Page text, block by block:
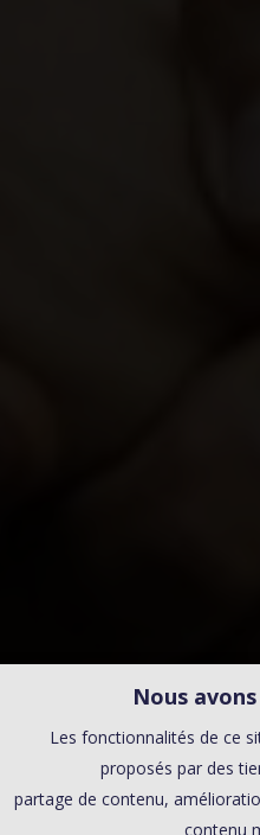
Nous
Les fonctionnalités de ce
proposés par des
partage de contenu,
contenu